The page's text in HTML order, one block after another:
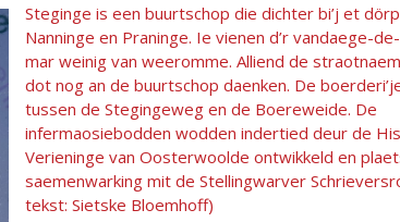
Steginge is een buurtschop die dichter bi’j et
Nanninge en Praninge. Ie vienen d’r vandaege-
mar weinig van weeromme. Alliend de
dot nog an de buurtschop daenken. De
tussen de Stegingeweg en de Boereweide. De
infermaosiebodden wodden indertied deur de
Verieninge van Oosterwoolde ontwikkeld en
saemenwarking mit de Stellingwarver
tekst: Sietske Bloemhoff)